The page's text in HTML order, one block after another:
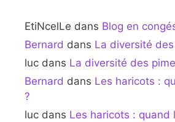
EtiNcelLe dans Blog en
Bernard dans La diversité
luc dans La diversité des
Bernard dans Les haricots :
?
luc dans Les haricots : quand